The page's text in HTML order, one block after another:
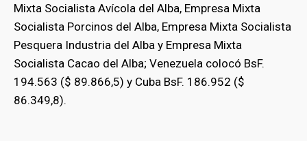
Mixta Socialista Avícola del Alba, Empresa Mixta
Socialista Porcinos del Alba, Empresa Mixta Socialista
Pesquera Industria del Alba y Empresa Mixta
Socialista Cacao del Alba; Venezuela colocó BsF.
194.563 ($ 89.866,5) y Cuba BsF. 186.952 ($
86.349,8).